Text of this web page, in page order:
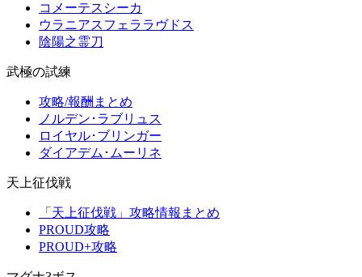
コメーテスシーカ
ウラニアスフェララヴドス
陰陽之霊刀
武極の試練
攻略/報酬まとめ
ノルデン･ラブリュス
ロイヤル･ブリンガー
ダイアデム･ムーリネ
天上征伐戦
「天上征伐戦」攻略情報まとめ
PROUD攻略
PROUD+攻略